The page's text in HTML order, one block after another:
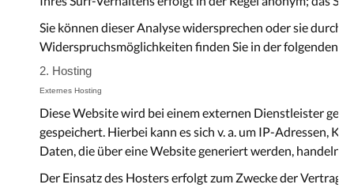
Sie können dieser Analyse widersprechen oder sie
Widerspruchsmöglichkeiten finden Sie in der folgenden
2. Hosting
Externes Hosting
Diese Website wird bei einem externen Dienstleister
gespeichert. Hierbei kann es sich v. a. um IP-Adressen,
Daten, die über eine Website generiert werden, handeln.
Der Einsatz des Hosters erfolgt zum Zwecke der